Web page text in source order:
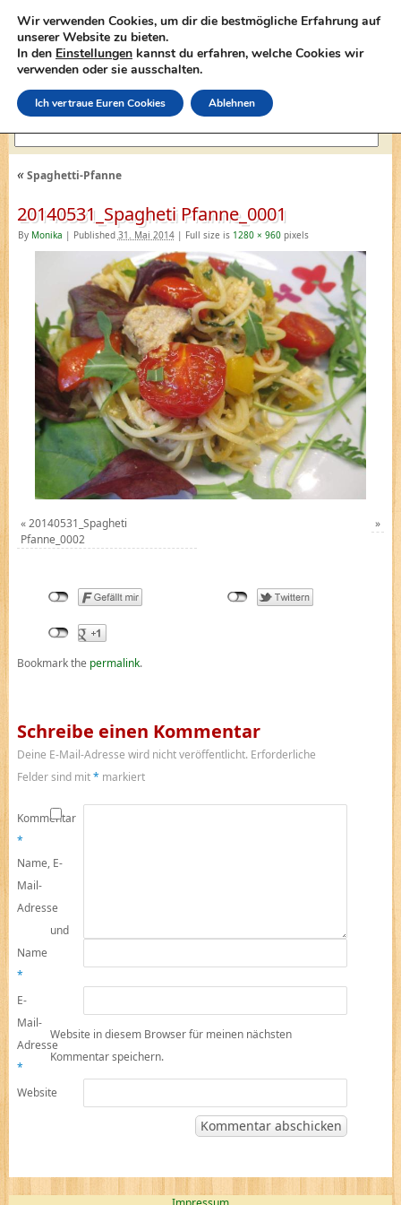
lasagne-rezepte.net
«Spaghetti-Pfanne
20140531_Spagheti Pfanne_0001
By Monika | Published 31. Mai 2014 | Full size is 1280 × 960pixels
«20140531_Spagheti
Pfanne_0002
»
Bookmark the permalink.
Schreibe einen Kommentar
Deine E-Mail-Adresse wird nicht veröffentlicht. Erforderliche
Felder sind mit* markiert
Kommentar
*
Name
*
E-
Mail-
Adresse
*
Website
Name, E-
Mail-
Adresse
und
Website in diesem Browser für meinen nächsten
Kommentar speichern.
Wir verwenden Cookies, um dir die bestmögliche Erfahrung auf
unserer Website zu bieten.
In den Einstellungen kannst du erfahren, welche Cookies wir
verwenden oder sie ausschalten.
Ich vertraue Euren Cookies Ablehnen